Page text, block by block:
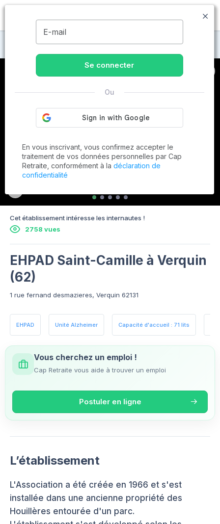
MENU
Maisons de retraite à Verquin
Cet établissement intéresse les internautes !
2758 vues
EHPAD Saint-Camille à Verquin
(62)
1 rue fernand desmazieres, Verquin 62131
EHPAD Unité Alzheimer Capacité d'accueil : 71 lits
Vous cherchez un emploi !
Cap Retraite vous aide à trouver un emploi
Postuler en ligne
L’établissement
L'Association a été créée en 1966 et s'est
installée dans une ancienne propriété des
Houillères entourée d'un parc.
E-mail
Se connecter
Ou
En vous inscrivant, vous confirmez accepter le
traitement de vos données personnelles par Cap
Retraite, conformément à la déclaration de
confidentialité